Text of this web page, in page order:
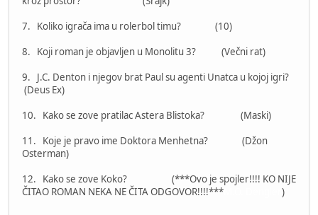
7. Koliko igrača ima u rolerbol timu? (10)
8. Koji roman je objavljen u Monolitu 3? (Večni rat)
9. J.C. Denton i njegov brat Paul su agenti Unatca u kojoj igri?
(Deus Ex)
10. Kako se zove pratilac Astera Blistoka? (Maski)
11. Koje je pravo ime Doktora Menhetna? (Džon
Osterman)
12. Kako se zove Koko? (***Ovo je spojler!!!! KO NIJE
ČITAO ROMAN NEKA NE ČITA ODGOVOR!!!!***
)